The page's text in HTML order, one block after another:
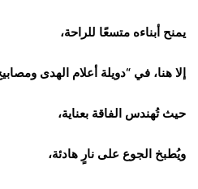
يمنح أبناءه متسعًا للراحة،
إلا هنا، في “دويلة أعلام الهدى
حيث تُهندس الفاقة بعناية،
ويُطبخ الجوع على نارٍ هادئة،